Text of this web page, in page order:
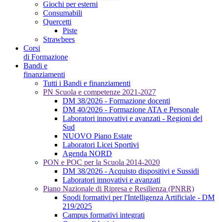
Giochi per esterni
Consumabili
Quercetti
Piste
Strawbees
Corsi
di Formazione
Bandi e
finanziamenti
Tutti i Bandi e finanziamenti
PN Scuola e competenze 2021-2027
DM 38/2026 - Formazione docenti
DM 40/2026 - Formazione ATA e Personale
Laboratori innovativi e avanzati - Regioni del
Sud
NUOVO Piano Estate
Laboratori Licei Sportivi
Agenda NORD
PON e POC per la Scuola 2014-2020
DM 38/2026 - Acquisto dispositivi e Sussidi
Laboratori innovativi e avanzati
Piano Nazionale di Ripresa e Resilienza (PNRR)
Snodi formativi per l'Intelligenza Artificiale - DM
219/2025
Campus formativi integrati